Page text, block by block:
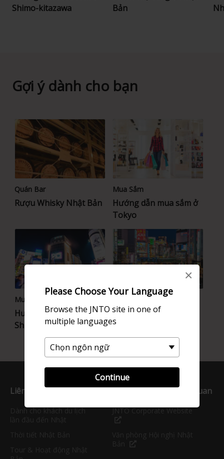
Please Choose Your Language
Browse the JNTO site in one of
multiple languages
Continue
×
Shimo-kitazawa
Bản
Gợi ý dành cho bạn
Quán Bar
Rượu Whisky Nhật Bản
Mua Sắm
Hướng dẫn mua sắm ở
Tokyo
Mua Sắm
Hướng dẫn mua sắm ở
Shibuya
Shinjuku
Liên kết Hữu ích
Dành cho khách du lịch
Trang web JNTO liên quan
JNTO Corporate Website